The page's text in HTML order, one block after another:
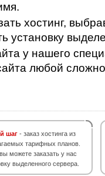
хостинг,
установку
у нашего
любой
шаг - заказ хостинга из
тарифных планов.
можете заказать у нас
выделенного сервера.